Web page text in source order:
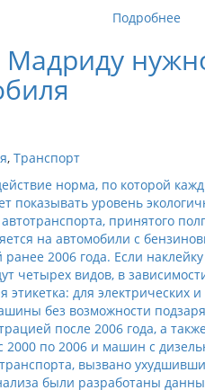
Подробнее
, Транспорт